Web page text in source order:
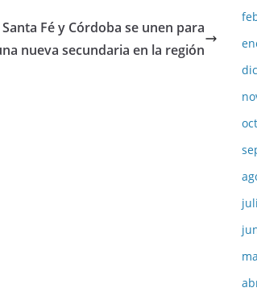
Fé y Córdoba se unen para
nueva secundaria en la región